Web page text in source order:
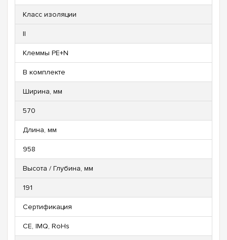
Класс изоляции
ll
Клеммы PE+N
В комплекте
Ширина, мм
570
Длина, мм
958
Высота / Глубина, мм
191
Сертификация
CE, IMQ, RoHs